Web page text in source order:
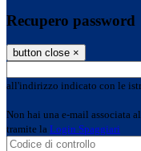
Recupero password
button close ×
all'indirizzo indicato con le
Non hai una e-mail associata
tramite la Login Spaggiari